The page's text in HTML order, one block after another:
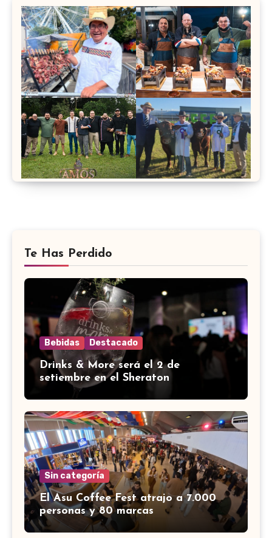
Te Has Perdido
Bebidas Destacado
Drinks & More será el 2 de
setiembre en el Sheraton
Sin categoría
El Asu Coffee Fest atrajo a 7.000
personas y 80 marcas